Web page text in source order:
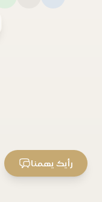
رأيك يهمنا